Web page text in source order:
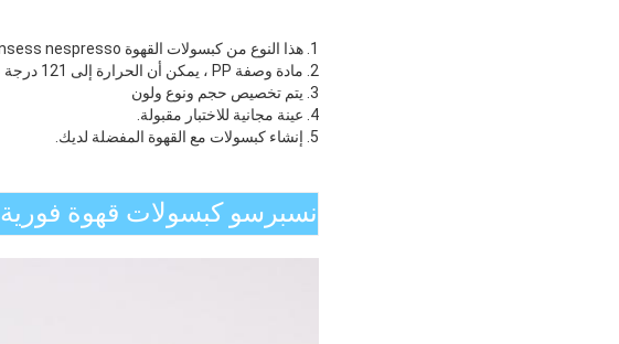
1. هذا النوع من كبسولات القهوة insess nespresso ، غير قابلة لإعادة التعبئة والمحمولة
2. مادة وصفة PP ، يمكن أن الحرارة إلى 121 درجة ، ويمكن أن تقبل البسترة مكافحة الفيروسات
3. يتم تخصيص حجم ونوع ولون
4. عينة مجانية للاختبار مقبولة.
5. إنشاء كبسولات مع القهوة المفضلة لديك.
نسبرسو كبسولات قهوة فورية